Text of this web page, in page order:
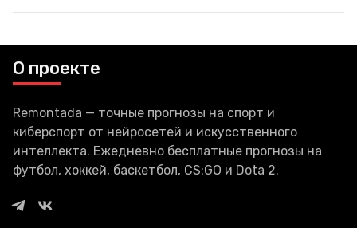
решающее значение для
О проекте
Remontada — точные прогнозы на спорт и
киберспорт от нейросетей и искусственного
интеллекта. Ежедневно бесплатные прогнозы на
футбол, хоккей, баскетбол, CS:GO и Dota 2.